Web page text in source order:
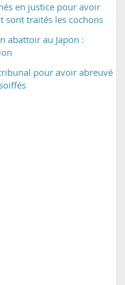
en justice pour avoir
sont traités les cochons
abattoir au Japon :
pour avoir abreuvé